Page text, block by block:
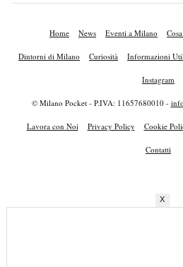
Home News Eventi a Milano
Dintorni di Milano Curiosità Informazioni
Instagram
© Milano Pocket - P.IVA: 11657680010 -
Lavora con Noi Privacy Policy Cookie
Contatti
X